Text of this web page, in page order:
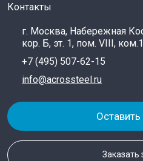
Контакты
г. Москва, Набережная
кор. Б, эт. 1, пом. VIII, ком.1
+7 (495) 507-62-15
info@acrossteel.ru
Оставить
Заказать